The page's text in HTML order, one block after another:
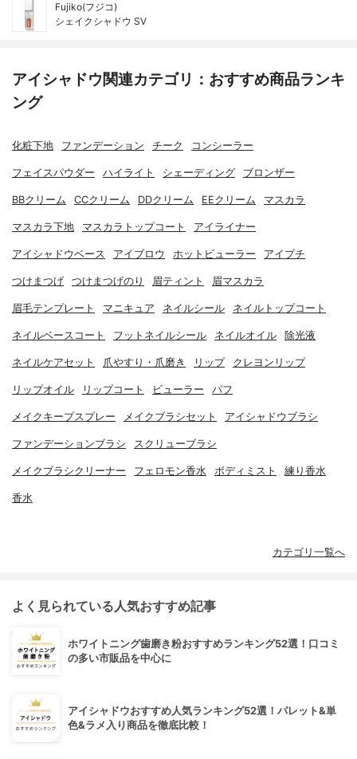
Fujiko(フジコ)
シェイクシャドウ SV
アイシャドウ関連カテゴリ：おすすめ商品ランキ
ング
化粧下地 ファンデーション チーク コンシーラー
フェイスパウダー ハイライト シェーディング ブロンザー
BBクリーム CCクリーム DDクリーム EEクリーム マスカラ
マスカラ下地 マスカラトップコート アイライナー
アイシャドウベース アイブロウ ホットビューラー アイプチ
つけまつげ つけまつげのり 眉ティント 眉マスカラ
眉毛テンプレート マニキュア ネイルシール ネイルトップコート
ネイルベースコート フットネイルシール ネイルオイル 除光液
ネイルケアセット 爪やすり・爪磨き リップ クレヨンリップ
リップオイル リップコート ビューラー パフ
メイクキープスプレー メイクブラシセット アイシャドウブラシ
ファンデーションブラシ スクリューブラシ
メイクブラシクリーナー フェロモン香水 ボディミスト 練り香水
香水
カテゴリ一覧へ
よく見られている人気おすすめ記事
ホワイトニング歯磨き粉おすすめランキング52選！口コミ
の多い市販品を中心に
アイシャドウおすすめ人気ランキング52選！パレット&単
色&ラメ入り商品を徹底比較！